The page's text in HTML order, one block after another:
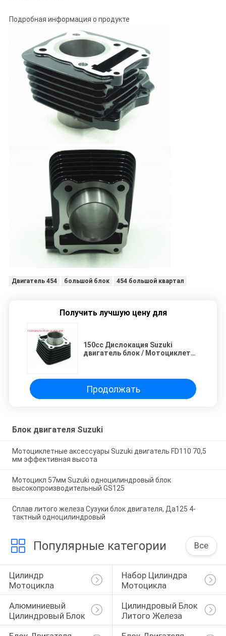
Подробная информация о продукте
Двигатель 454 большой блок 454 большой квартал
Получить лучшую цену для
150cc Дислокация Suzuki
двигатель блок / Мотоциклет
Продолжать
Блок двигателя Suzuki
Мотоциклетные аксессуары Suzuki двигатель FD110 70,5
мм эффективная высота
Мотоцикл 57мм Suzuki одноцилиндровый блок
высокопроизводительный GS125
Сплав литого железа Сузуки блок двигателя, Да125 4-
тактный одноцилиндровый
Популярные категории Все
Цилиндр
Мотоцикла
Набор Цилиндра
Мотоцикла
Алюминиевый
Цилиндровый Блок
Цилиндровый Блок
Литого Железа